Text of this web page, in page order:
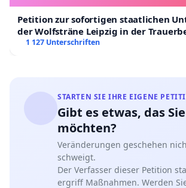
Petition zur sofortigen staatlichen
der Wolfsträne Leipzig in der
1 127 Unterschriften
STARTEN SIE IHRE EIGENE
Gibt es etwas, das
möchten?
Veränderungen geschehen
schweigt.
Der Verfasser dieser Petition
ergriff Maßnahmen. Werden